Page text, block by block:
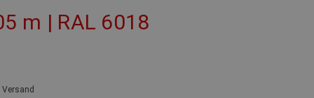
m | RAL 6018